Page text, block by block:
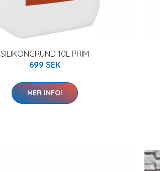
SILIKONGRUND 10L PRIM
699 SEK
MER INFO!